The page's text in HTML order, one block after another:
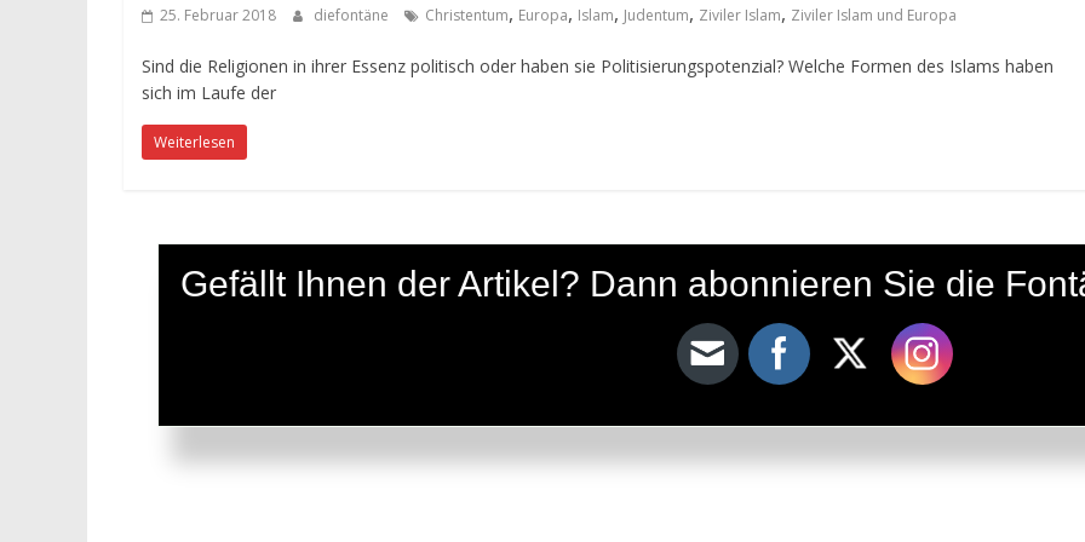
25. Februar 2018 diefontäne Christentum, Europa, Islam, Judentum, Ziviler Islam, Ziviler Islam und Europa
Sind die Religionen in ihrer Essenz politisch oder haben sie Politisierungspotenzial? Welche Formen des Islams haben
sich im Laufe der
Weiterlesen
Gefällt Ihnen der Artikel? Dann abonnieren Sie die